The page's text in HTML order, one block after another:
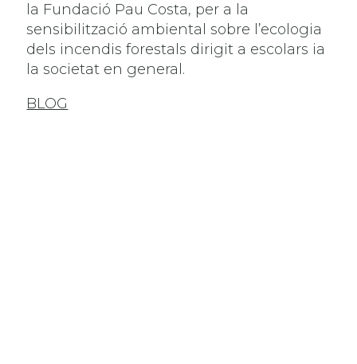
la Fundació Pau Costa, per a la
sensibilització ambiental sobre l’ecologia
dels incendis forestals dirigit a escolars ia
la societat en general.
BLOG